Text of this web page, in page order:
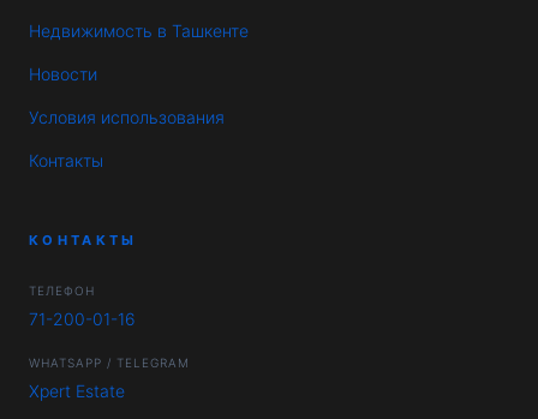
Недвижимость в Ташкенте
Новости
Условия использования
Контакты
КОНТАКТЫ
ТЕЛЕФОН
71-200-01-16
WHATSAPP / TELEGRAM
Xpert Estate